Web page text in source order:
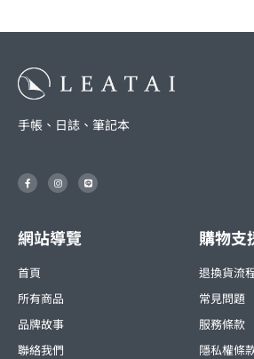
手帳、日誌、筆記本
F
a
c
k
-
I
n
s
r
a
m
L
i
n
網站導覽
首頁
所有商品
品牌故事
聯絡我們
購物支
退換貨流
常見問題
服務條款
隱私權條